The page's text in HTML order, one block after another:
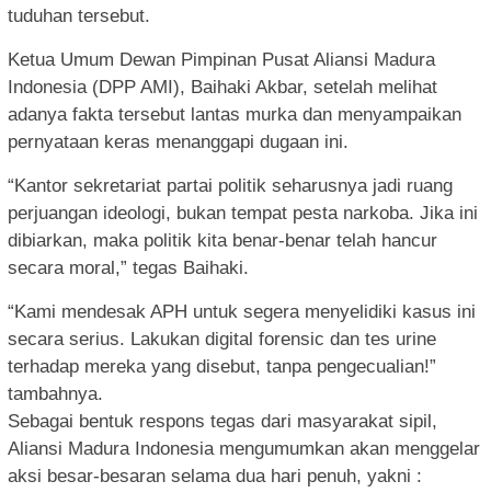
tuduhan tersebut.
Ketua Umum Dewan Pimpinan Pusat Aliansi Madura
Indonesia (DPP AMI), Baihaki Akbar, setelah melihat
adanya fakta tersebut lantas murka dan menyampaikan
pernyataan keras menanggapi dugaan ini.
“Kantor sekretariat partai politik seharusnya jadi ruang
perjuangan ideologi, bukan tempat pesta narkoba. Jika ini
dibiarkan, maka politik kita benar-benar telah hancur
secara moral,” tegas Baihaki.
“Kami mendesak APH untuk segera menyelidiki kasus ini
secara serius. Lakukan digital forensic dan tes urine
terhadap mereka yang disebut, tanpa pengecualian!”
tambahnya.
Sebagai bentuk respons tegas dari masyarakat sipil,
Aliansi Madura Indonesia mengumumkan akan menggelar
aksi besar-besaran selama dua hari penuh, yakni :